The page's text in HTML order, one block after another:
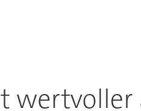
wertvoller